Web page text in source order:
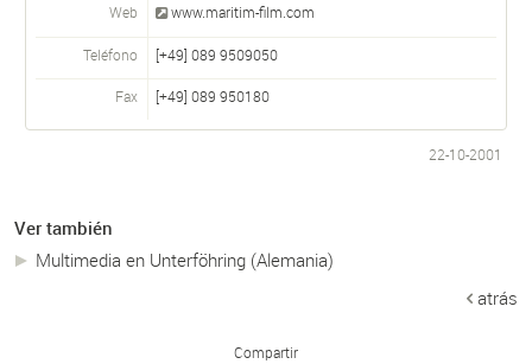
Web www.maritim-film.com
Teléfono [+49] 089 9509050
Fax [+49] 089 950180
22-10-2001
Ver también
Multimedia en Unterföhring (Alemania)
atrás
Compartir